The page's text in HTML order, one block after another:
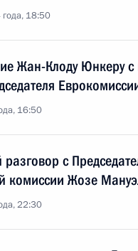
года, 18:50
Жан-Клоду Юнкеру
16:50
с
комиссии Жозе
22:30